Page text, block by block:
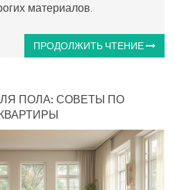
материалов.
ПРОДОЛЖИТЬ ЧТЕНИЕ
ПОЛА: СОВЕТЫ ПО